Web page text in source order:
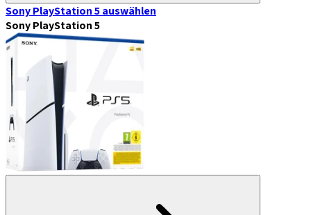
Sony PlayStation 5auswählen
Sony PlayStation 5